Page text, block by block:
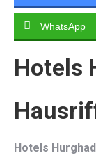
WhatsApp
Hotels
Hotels